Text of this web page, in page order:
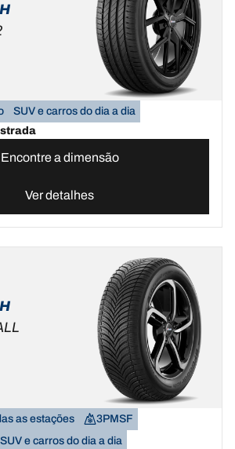
SUV e carros do dia a dia
Encontre a dimensão
Ver detalhes
as estações
3PMSF
SUV e carros do dia a dia